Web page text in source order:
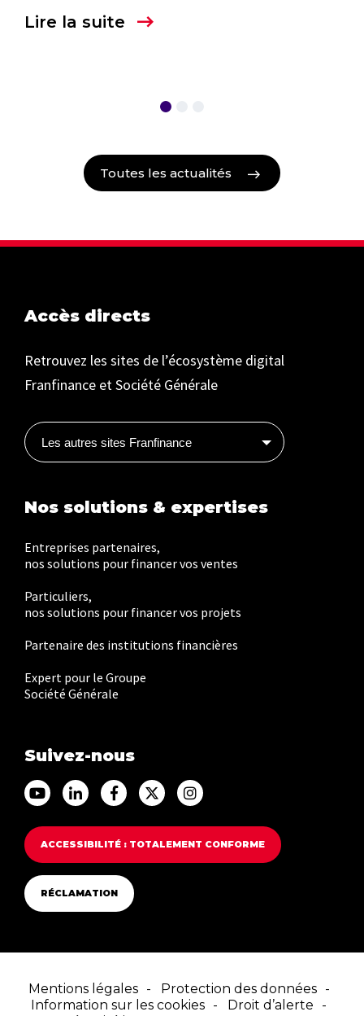
Lire la suite
Toutes les actualités
Accès directs
Retrouvez les sites de l’écosystème digital
Franfinance et Société Générale
Les autres sites Franfinance
Nos solutions & expertises
Entreprises partenaires,
nos solutions pour financer vos ventes
Particuliers,
nos solutions pour financer vos projets
Partenaire des institutions financières
Expert pour le Groupe
Société Générale
Suivez-nous
Accéder au Youtube Franfinance
Accéder au Linkedin Franfinance
Accéder au Facebook Franfinance
Accéder au Twitter
Accéder au Instagram
ACCESSIBILITÉ : TOTALEMENT CONFORME
RÉCLAMATION
Mentions légales
Protection des données
Information sur les cookies
Droit d’alerte